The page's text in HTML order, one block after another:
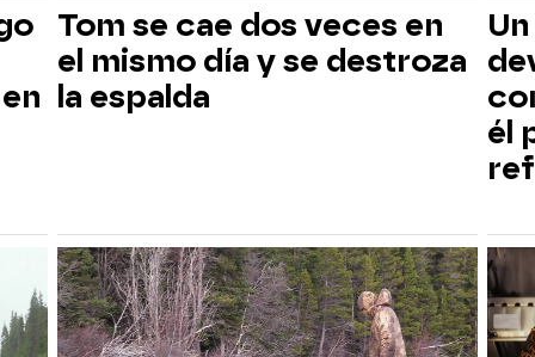
Tom se cae dos veces en
el mismo día y se destroza
la espalda
él